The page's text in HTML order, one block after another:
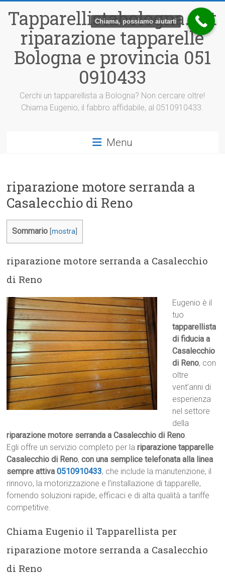
contenuto
Tapparellistabologna.net
riparazione tapparelle
Bologna e provincia 051
0910433
Cerchi un tapparellista a Bologna? Non cercare oltre!
Chiama Eugenio, il fabbro affidabile, al 0510910433.
Menu
riparazione motore serranda a
Casalecchio di Reno
Sommario [mostra
riparazione motore serranda a Casalecchio
di Reno
Eugenio è il
tuo
tapparellista
di fiducia a
Casalecchio
di Reno, con
oltre
vent’anni di
esperienza
nel settore
della
riparazione motore serranda a Casalecchio di Reno.
Egli offre un servizio completo per lariparazione tapparelle
Casalecchio di Reno, con una semplice telefonata alla linea
sempre attiva0510910433, che include la manutenzione, il
rinnovo, la motorizzazione e l’installazione di tapparelle,
fornendo soluzioni rapide, efficaci e di alta qualità a tariffe
competitive.
Chiama Eugenio il Tapparellista per
riparazione motore serranda a Casalecchio
di Reno
Chiama, possiamo aiutarti